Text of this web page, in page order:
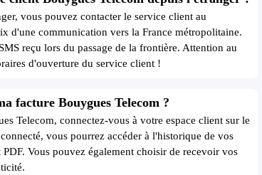
vous pouvez contacter le service client au
d'une communication vers la France métropolitaine.
reçu lors du passage de la frontière. Attention au
d'ouverture du service client !
facture Bouygues Telecom ?
Telecom, connectez-vous à votre espace client sur le
vous pourrez accéder à l'historique de vos
Vous pouvez également choisir de recevoir vos